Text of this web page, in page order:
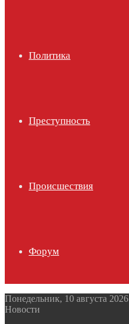
Политика
Преступность
Происшествия
Форум
Понедельник, 10 августа 2026
Новости